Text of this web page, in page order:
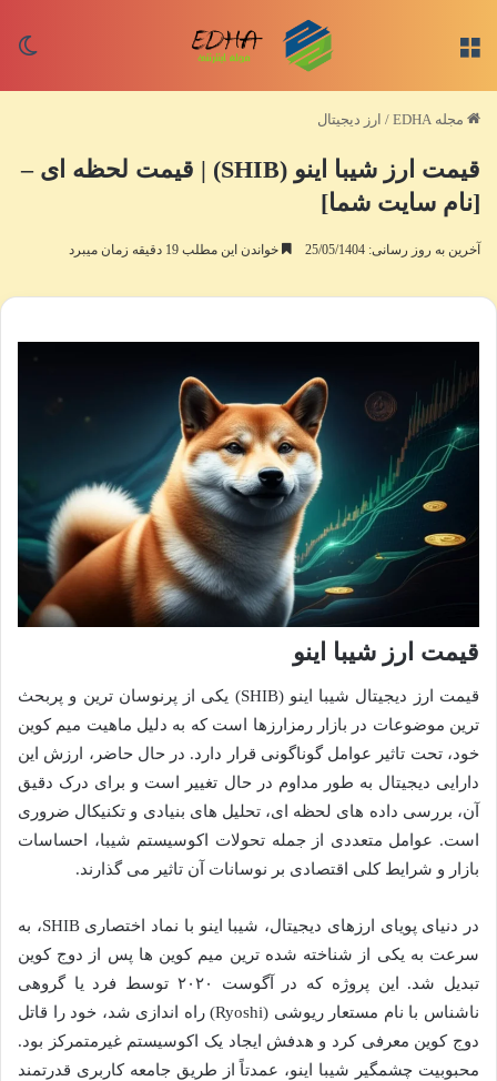
مجله EDHA / ارز دیجیتال
قیمت ارز شیبا اینو (SHIB) | قیمت لحظه ای –
[نام سایت شما]
آخرین به روز رسانی: 25/05/1404 خواندن این مطلب 19 دقیقه زمان میبرد
قیمت ارز شیبا اینو
قیمت ارز دیجیتال شیبا اینو (SHIB) یکی از پرنوسان ترین و پربحث
ترین موضوعات در بازار رمزارزها است که به دلیل ماهیت میم کوین
خود، تحت تاثیر عوامل گوناگونی قرار دارد. در حال حاضر، ارزش این
دارایی دیجیتال به طور مداوم در حال تغییر است و برای درک دقیق
آن، بررسی داده های لحظه ای، تحلیل های بنیادی و تکنیکال ضروری
است. عوامل متعددی از جمله تحولات اکوسیستم شیبا، احساسات
بازار و شرایط کلی اقتصادی بر نوسانات آن تاثیر می گذارند.
در دنیای پویای ارزهای دیجیتال، شیبا اینو با نماد اختصاری SHIB، به
سرعت به یکی از شناخته شده ترین میم کوین ها پس از دوج کوین
تبدیل شد. این پروژه که در آگوست ۲۰۲۰ توسط فرد یا گروهی
ناشناس با نام مستعار ریوشی (Ryoshi) راه اندازی شد، خود را قاتل
دوج کوین معرفی کرد و هدفش ایجاد یک اکوسیستم غیرمتمرکز بود.
محبوبیت چشمگیر شیبا اینو، عمدتاً از طریق جامعه کاربری قدرتمند